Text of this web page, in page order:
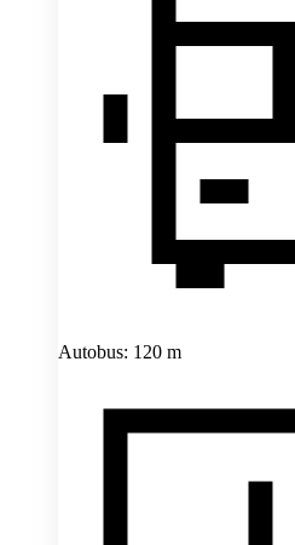
Autobus: 120 m